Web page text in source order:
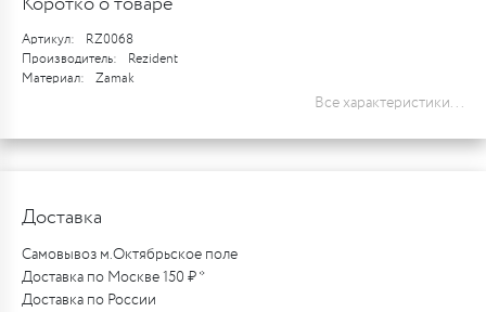
Артикул:
RZ0068
Производитель:
Rezident
Материал:
Zamak
Все характеристики...
Доставка
Самовывоз м.Октябрьское поле
Доставка по Москве 150 ₽ *
Доставка по России